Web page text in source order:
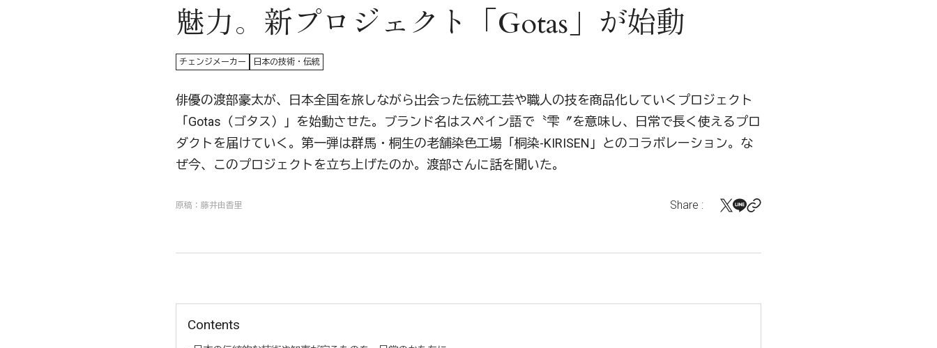
魅力。新プロジェクト「Gotas」が始動
チェンジメーカー 日本の技術・伝統
俳優の渡部豪太が、日本全国を旅しながら出会った伝統工芸や職人の技を商品化していくプロジェクト
「Gotas（ゴタス）」を始動させた。ブランド名はスペイン語で〝雫〞を意味し、日常で長く使えるプロ
ダクトを届けていく。第一弾は群馬・桐生の老舗染色工場「桐染-KIRISEN」とのコラボレーション。な
ぜ今、このプロジェクトを立ち上げたのか。渡部さんに話を聞いた。
原稿：藤井由香里 Share :
Contents